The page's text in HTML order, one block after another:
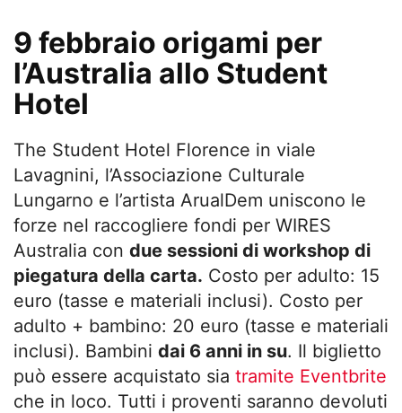
9 febbraio origami per
l’Australia allo Student
Hotel
The Student Hotel Florence in viale
Lavagnini, l’Associazione Culturale
Lungarno e l’artista ArualDem uniscono le
forze nel raccogliere fondi per WIRES
Australia con due sessioni di workshop di
piegatura della carta. Costo per adulto: 15
euro (tasse e materiali inclusi). Costo per
adulto + bambino: 20 euro (tasse e materiali
inclusi). Bambini dai 6 anni in su. Il biglietto
può essere acquistato sia tramite Eventbrite
che in loco. Tutti i proventi saranno devoluti